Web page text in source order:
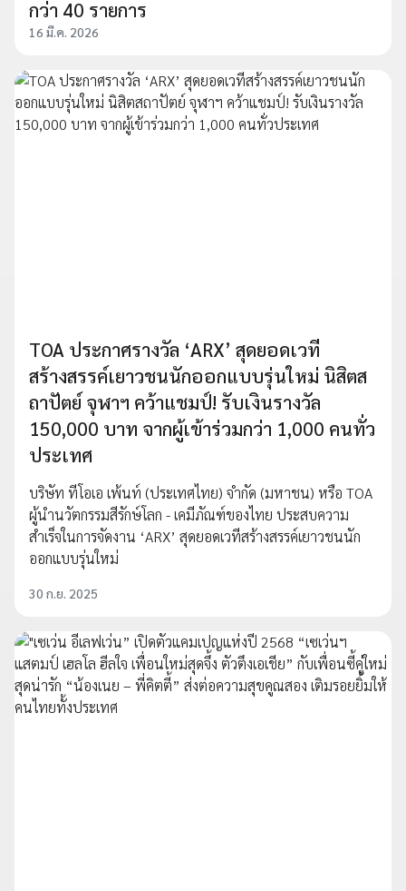
กว่า 40 รายการ
16 มี.ค. 2026
TOA ประกาศรางวัล ‘ARX’ สุดยอดเวที
สร้างสรรค์เยาวชนนักออกแบบรุ่นใหม่ นิสิตส
ถาปัตย์ จุฬาฯ คว้าแชมป์! รับเงินรางวัล
150,000 บาท จากผู้เข้าร่วมกว่า 1,000 คนทั่ว
ประเทศ
บริษัท ทีโอเอ เพ้นท์ (ประเทศไทย) จำกัด (มหาชน) หรือ TOA
ผู้นำนวัตกรรมสีรักษ์โลก - เคมีภัณฑ์ของไทย ประสบความ
สำเร็จในการจัดงาน ‘ARX’ สุดยอดเวทีสร้างสรรค์เยาวชนนัก
ออกแบบรุ่นใหม่
30 ก.ย. 2025